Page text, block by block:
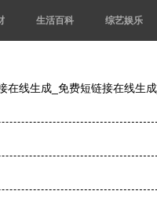
生活百科 综艺娱乐
线生成_免费短链接在线